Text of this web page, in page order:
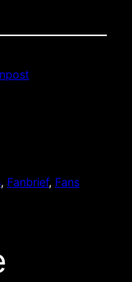
, Fanbrief, Fans